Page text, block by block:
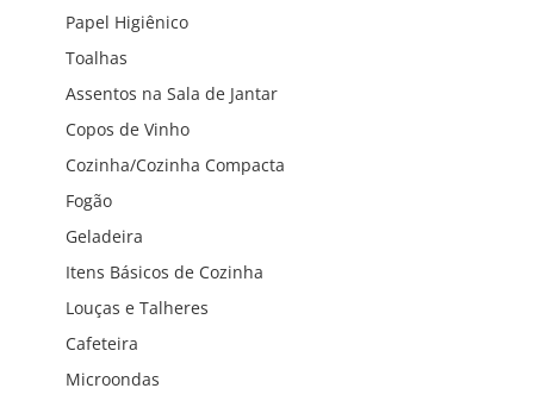
Papel Higiênico
Toalhas
Assentos na Sala de Jantar
Copos de Vinho
Cozinha/Cozinha Compacta
Fogão
Geladeira
Itens Básicos de Cozinha
Louças e Talheres
Cafeteira
Microondas